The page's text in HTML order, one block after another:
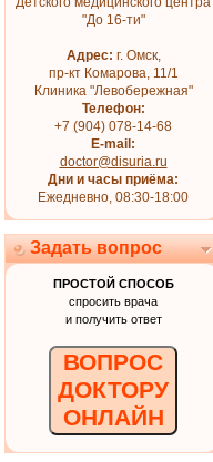
"До 16-ти"
Адрес: г. Омск,
пр-кт Комарова, 11/1
Клиника "Левобережная"
Телефон:
+7 (904) 078-14-68
E-mail:
doctor@disuria.ru
Дни и часы приёма:
Ежедневно, 08:30-18:00
Задать вопрос
ПРОСТОЙ СПОСОБ
спросить врача
и получить ответ
ВОПРОС
ДОКТОРУ
ОНЛАЙН